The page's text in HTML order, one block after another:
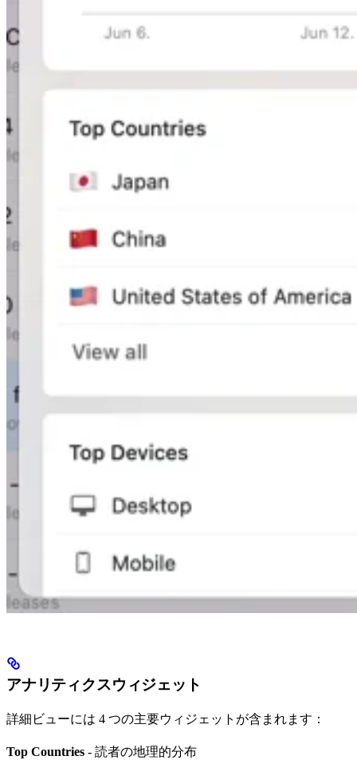
アナリティクスウィジェット
詳細ビューには 4 つの主要ウィジェットが含まれます：
Top Countries - 読者の地理的分布